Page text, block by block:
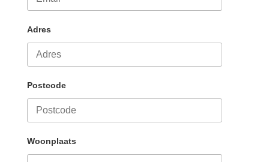
Adres
Postcode
Woonplaats